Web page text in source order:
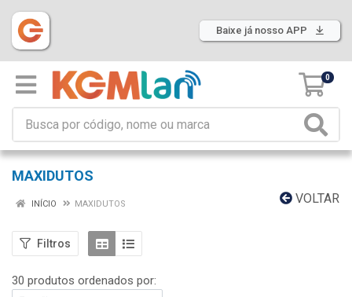
Baixe já nosso APP
0
MAXIDUTOS
VOLTAR
INÍCIO MAXIDUTOS
Filtros
30 produtos ordenados por: